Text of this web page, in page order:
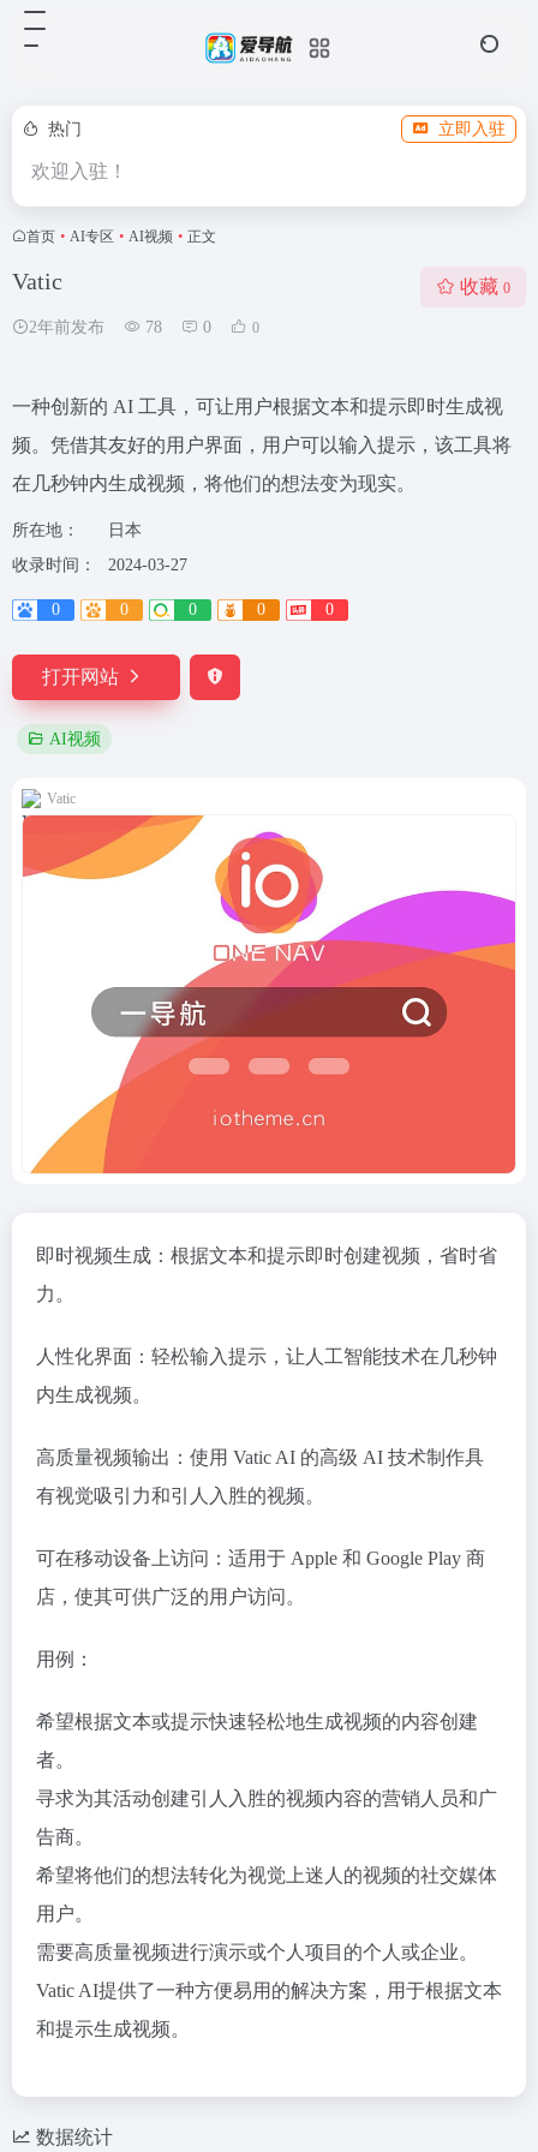
热门 立即入驻
欢迎入驻！
首页 • AI专区 • AI视频 • 正文
Vatic
2年前发布 78 0 0
收藏 0
一种创新的 AI 工具，可让用户根据文本和提示即时生成视
频。凭借其友好的用户界面，用户可以输入提示，该工具将
在几秒钟内生成视频，将他们的想法变为现实。
所在地：
日本
收录时间：
2024-03-27
0 0 0 0 0
打开网站
AI视频
Vatic
即时视频生成：根据文本和提示即时创建视频，省时省
力。
人性化界面：轻松输入提示，让人工智能技术在几秒钟
内生成视频。
高质量视频输出：使用 Vatic AI 的高级 AI 技术制作具
有视觉吸引力和引人入胜的视频。
可在移动设备上访问：适用于 Apple 和 Google Play 商
店，使其可供广泛的用户访问。
用例：
希望根据文本或提示快速轻松地生成视频的内容创建
者。
寻求为其活动创建引人入胜的视频内容的营销人员和广
告商。
希望将他们的想法转化为视觉上迷人的视频的社交媒体
用户。
需要高质量视频进行演示或个人项目的个人或企业。
Vatic AI提供了一种方便易用的解决方案，用于根据文本
和提示生成视频。
数据统计